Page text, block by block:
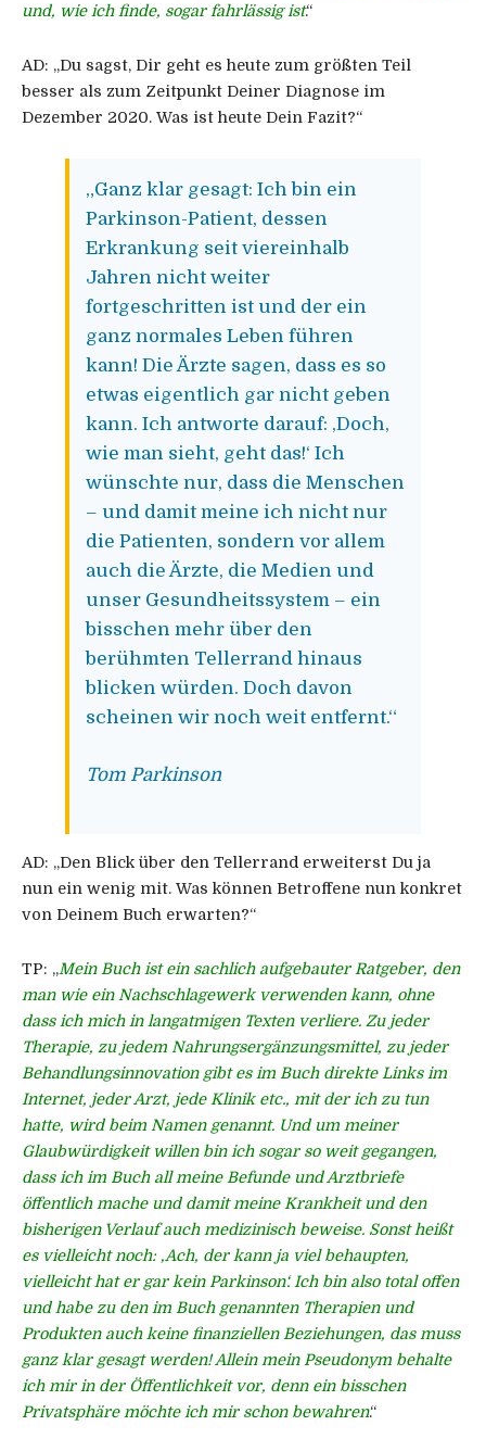
und, wie ich finde, sogar fahrlässig ist.“
AD: „Du sagst, Dir geht es heute zum größten Teil
besser als zum Zeitpunkt Deiner Diagnose im
Dezember 2020. Was ist heute Dein Fazit?“
„Ganz klar gesagt: Ich bin ein
Parkinson-Patient, dessen
Erkrankung seit viereinhalb
Jahren nicht weiter
fortgeschritten ist und der ein
ganz normales Leben führen
kann! Die Ärzte sagen, dass es so
etwas eigentlich gar nicht geben
kann. Ich antworte darauf: ‚Doch,
wie man sieht, geht das!‘ Ich
wünschte nur, dass die Menschen
– und damit meine ich nicht nur
die Patienten, sondern vor allem
auch die Ärzte, die Medien und
unser Gesundheitssystem – ein
bisschen mehr über den
berühmten Tellerrand hinaus
blicken würden. Doch davon
scheinen wir noch weit entfernt.“
Tom Parkinson
AD: „Den Blick über den Tellerrand erweiterst Du ja
nun ein wenig mit. Was können Betroffene nun konkret
von Deinem Buch erwarten?“
TP: „Mein Buch ist ein sachlich aufgebauter Ratgeber, den
man wie ein Nachschlagewerk verwenden kann, ohne
dass ich mich in langatmigen Texten verliere. Zu jeder
Therapie, zu jedem Nahrungsergänzungsmittel, zu jeder
Behandlungsinnovation gibt es im Buch direkte Links im
Internet, jeder Arzt, jede Klinik etc., mit der ich zu tun
hatte, wird beim Namen genannt. Und um meiner
Glaubwürdigkeit willen bin ich sogar so weit gegangen,
dass ich im Buch all meine Befunde und Arztbriefe
öffentlich mache und damit meine Krankheit und den
bisherigen Verlauf auch medizinisch beweise. Sonst heißt
es vielleicht noch: ‚Ach, der kann ja viel behaupten,
vielleicht hat er gar kein Parkinson‘. Ich bin also total offen
und habe zu den im Buch genannten Therapien und
Produkten auch keine finanziellen Beziehungen, das muss
ganz klar gesagt werden! Allein mein Pseudonym behalte
ich mir in der Öffentlichkeit vor, denn ein bisschen
Privatsphäre möchte ich mir schon bewahren.“